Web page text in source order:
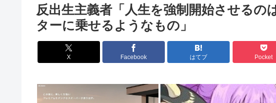
元ジャンポケ斉藤被告、懲役7年を求刑される
AI活用すればするほど残業が増える現実
中国「大洪水！」中国ダム「決壊」地元民「公式発表より死者...
名古屋城本丸御殿の柱に修復不能な傷 「りょうじ」と「カイ...
【悲報】山里亮太さん、一般人のツイートに反撃開始www
反出生主義者「人生を強制開始させるの
ターに乗せるようなもの」
X Facebook はてブ Pocket